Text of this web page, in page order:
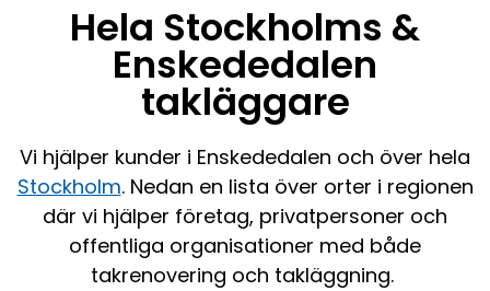
Hela Stockholms &
Enskededalen
takläggare
Vi hjälper kunder i Enskededalen och över hela
Stockholm. Nedan en lista över orter i regionen
där vi hjälper företag, privatpersoner och
offentliga organisationer med både
takrenovering och takläggning.